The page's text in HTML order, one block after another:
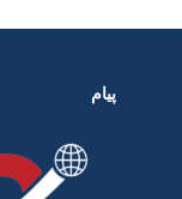
پیام